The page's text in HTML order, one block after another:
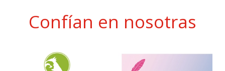
Confían en nosotras